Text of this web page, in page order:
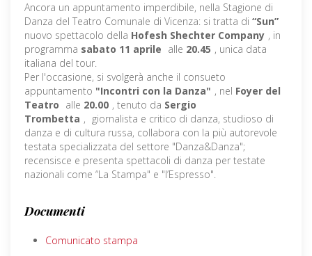
Ancora un appuntamento imperdibile, nella Stagione di
Danza del Teatro Comunale di Vicenza: si tratta di “Sun”
nuovo spettacolo della Hofesh Shechter Company , in
programma sabato 11 aprile alle 20.45 , unica data
italiana del tour.
Per l'occasione, si svolgerà anche il consueto
appuntamento "Incontri con la Danza" , nel Foyer del
Teatro alle 20.00 , tenuto da Sergio
Trombetta , giornalista e critico di danza, studioso di
danza e di cultura russa, collabora con la più autorevole
testata specializzata del settore "Danza&Danza";
recensisce e presenta spettacoli di danza per testate
nazionali come “La Stampa" e "l’Espresso".
Documenti
Comunicato stampa